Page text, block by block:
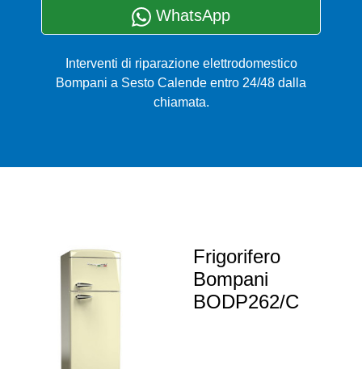
WhatsApp
Interventi di riparazione elettrodomestico
Bompani a Sesto Calende entro 24/48 dalla
chiamata.
Frigorifero
Bompani
BODP262/C